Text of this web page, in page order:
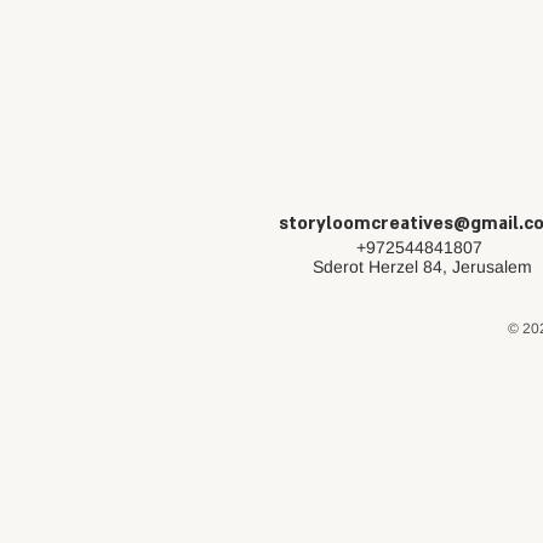
+972544841807
Sderot Herzel 84, Jerusalem
©